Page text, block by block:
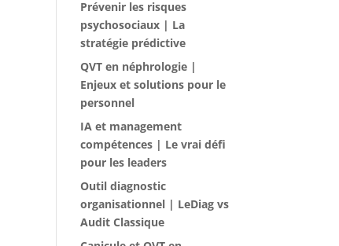
Prévenir les risques
psychosociaux | La
stratégie prédictive
QVT en néphrologie |
Enjeux et solutions pour le
personnel
IA et management
compétences | Le vrai défi
pour les leaders
Outil diagnostic
organisationnel | LeDiag vs
Audit Classique